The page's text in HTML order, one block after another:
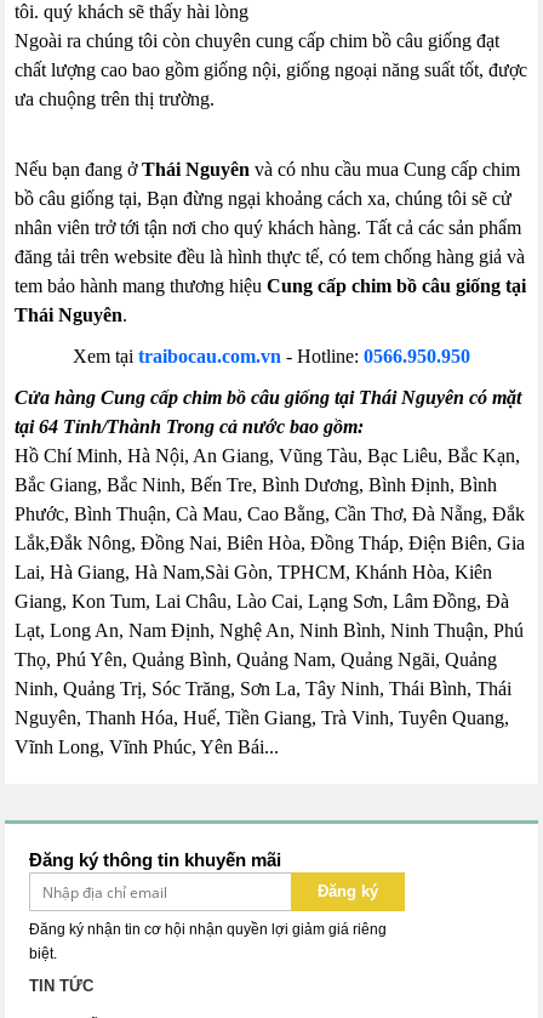
tôi. quý khách sẽ thấy hài lòng
Ngoài ra chúng tôi còn chuyên cung cấp chim bồ câu giống đạt
chất lượng cao bao gồm giống nội, giống ngoại năng suất tốt, được
ưa chuộng trên thị trường.
Nếu bạn đang ởThái Nguyên và có nhu cầu mua Cung cấp chim
bồ câu giống tại, Bạn đừng ngại khoảng cách xa, chúng tôi sẽ cử
nhân viên trở tới tận nơi cho quý khách hàng. Tất cả các sản phẩm
đăng tải trên website đều là hình thực tế, có tem chống hàng giả và
tem bảo hành mang thương hiệuCung cấp chim bồ câu giống tại
Thái Nguyên.
Xem tại traibocau.com.vn - Hotline: 0566.950.950
Cửa hàng Cung cấp chim bồ câu giống tại Thái Nguyên có mặt
tại 64 Tỉnh/Thành Trong cả nước bao gồm:
Hồ Chí Minh, Hà Nội, An Giang, Vũng Tàu, Bạc Liêu, Bắc Kạn,
Bắc Giang, Bắc Ninh, Bến Tre, Bình Dương, Bình Định, Bình
Phước, Bình Thuận, Cà Mau, Cao Bằng, Cần Thơ, Đà Nẵng, Đắk
Lắk,Đắk Nông, Đồng Nai, Biên Hòa, Đồng Tháp, Điện Biên, Gia
Lai, Hà Giang, Hà Nam,Sài Gòn, TPHCM, Khánh Hòa, Kiên
Giang, Kon Tum, Lai Châu, Lào Cai, Lạng Sơn, Lâm Đồng, Đà
Lạt, Long An, Nam Định, Nghệ An, Ninh Bình, Ninh Thuận, Phú
Thọ, Phú Yên, Quảng Bình, Quảng Nam, Quảng Ngãi, Quảng
Ninh, Quảng Trị, Sóc Trăng, Sơn La, Tây Ninh, Thái Bình, Thái
Nguyên, Thanh Hóa, Huế, Tiền Giang, Trà Vinh, Tuyên Quang,
Vĩnh Long, Vĩnh Phúc, Yên Bái...
Đăng ký thông tin khuyến mãi
Đăng ký
Đăng ký nhận tin cơ hội nhận quyền lợi giảm giá riêng
biệt.
TIN TỨC